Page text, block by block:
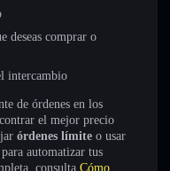
deseas comprar o
intercambio
de órdenes en los
el mejor precio
órdenes límite o usar
automatizar tus
consulta Cómo